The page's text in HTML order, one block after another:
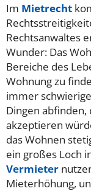
Im Mietrecht
Rechtsanwaltes
Wunder: Das
Bereiche des
Wohnung zu
immer
Dingen
akzeptieren
das Wohnen
ein großes Loch
Vermieter
Mieterhöhung,